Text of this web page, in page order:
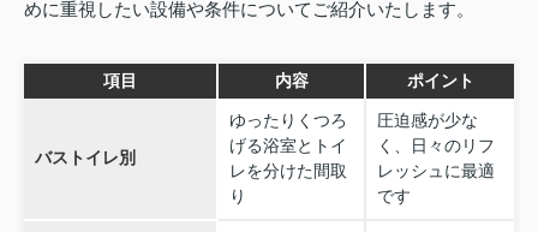
めに重視したい設備や条件についてご紹介いたします。
項目 内容 ポイント
バストイレ別
ゆったりくつろ
げる浴室とトイ
レを分けた間取
り
圧迫感が少な
く、日々のリフ
レッシュに最適
です